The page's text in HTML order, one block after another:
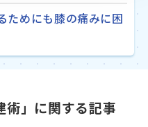
ためにも膝の痛みに困
術」に関する記事